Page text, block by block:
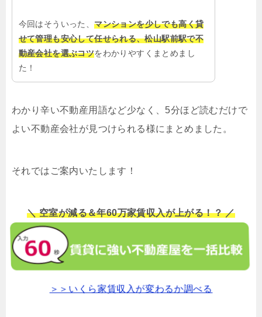
今回はそういった、マンションを少しでも高く貸
せて管理も安心して任せられる、松山駅前駅で不
動産会社を選ぶコツをわかりやすくまとめまし
た！
わかり辛い不動産用語など少なく、5分ほど読むだけで
よい不動産会社が見つけられる様にまとめました。
それではご案内いたします！
＼ 空室が減る＆年60万家賃収入が上がる！？ ／
＞＞いくら家賃収入が変わるか調べる